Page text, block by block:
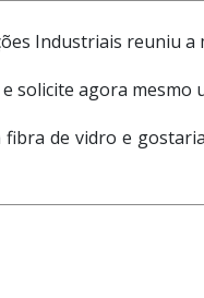
Industriais reuniu
e solicite agora mesmo
fibra de vidro e